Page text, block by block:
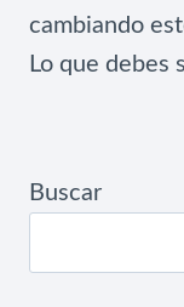
cambiando
Lo que debes
Buscar